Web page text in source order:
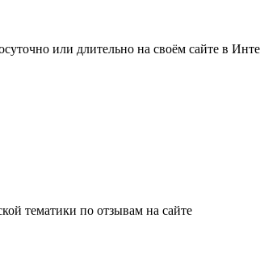
или длительно на своём сайте в
тематики по отзывам на сайте